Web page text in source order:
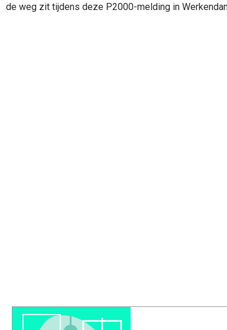
de weg zit tijdens deze P2000-melding in